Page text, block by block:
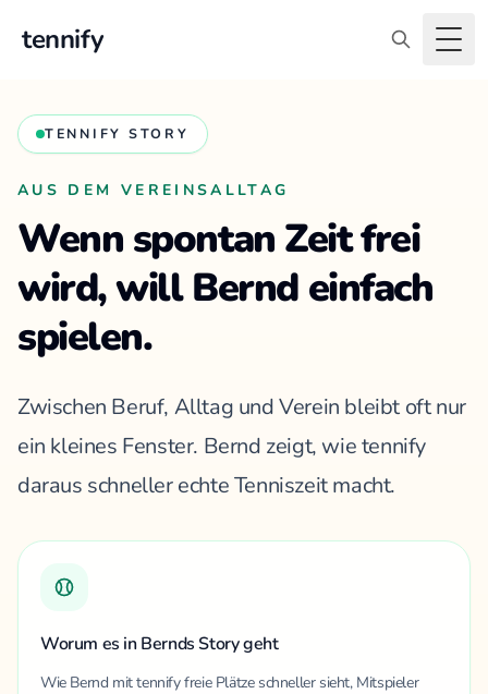
tennify
TENNIFY STORY
AUS DEM VEREINSALLTAG
Wenn spontan Zeit frei
wird, will Bernd einfach
spielen.
Zwischen Beruf, Alltag und Verein bleibt oft nur
ein kleines Fenster. Bernd zeigt, wie tennify
daraus schneller echte Tenniszeit macht.
Worum es in Bernds Story geht
Wie Bernd mit tennify freie Plätze schneller sieht, Mitspieler